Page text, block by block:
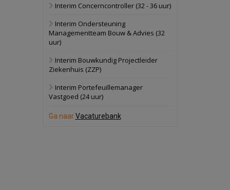
Bekijk
Schuinesloot
27 augustus 2026 Binnenvaartschip
17 september 2026
17 september 2026
Voormalig
Interim Concerncontroller (32 - 36 uur)
Interim Ondersteuning
Managementteam Bouw & Advies (32
uur)
Interim Bouwkundig Projectleider
Ziekenhuis (ZZP)
Interim Portefeuillemanager
Vastgoed (24 uur)
Ga naarVacaturebank